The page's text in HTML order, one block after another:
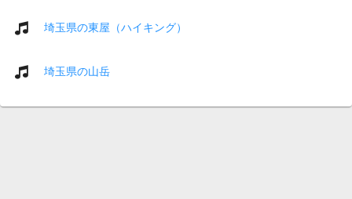
埼玉県の東屋（ハイキング）
埼玉県の山岳